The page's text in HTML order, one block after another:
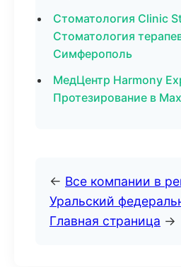
Стоматология Clinic
Стоматология
Симферополь
МедЦентр Harmony
Протезирование в
← Все компании в
Уральский
Главная страница →